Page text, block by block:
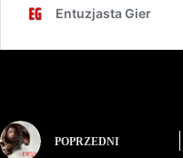
POPRZEDNI